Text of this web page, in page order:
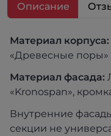
Описание
Материал корпуса:
«Древесные поры»
Материал фасада:
«Kronospan»,
Внутренние
секции не